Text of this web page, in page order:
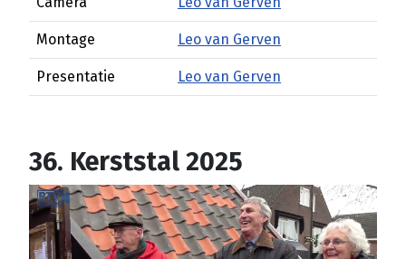
Montage Leo van Gerven
Presentatie Leo van Gerven
36. Kerststal 2025